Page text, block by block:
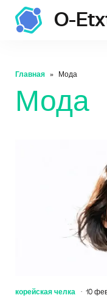
O-
Главная Мода
Мода
корейская челка 10